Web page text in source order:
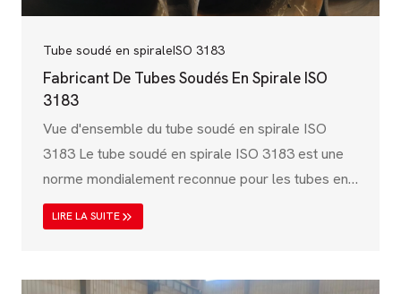
Tube soudé en spiraleISO 3183
Fabricant De Tubes Soudés En Spirale ISO
3183
Vue d'ensemble du tube soudé en spirale ISO
3183 Le tube soudé en spirale ISO 3183 est une
norme mondialement reconnue pour les tubes en
acier soudés utilisés dans les industries
pétrolières et gazières. Régie par l'Organisation
spécification garantit que les pipelines en acier
LIRE LA SUITE